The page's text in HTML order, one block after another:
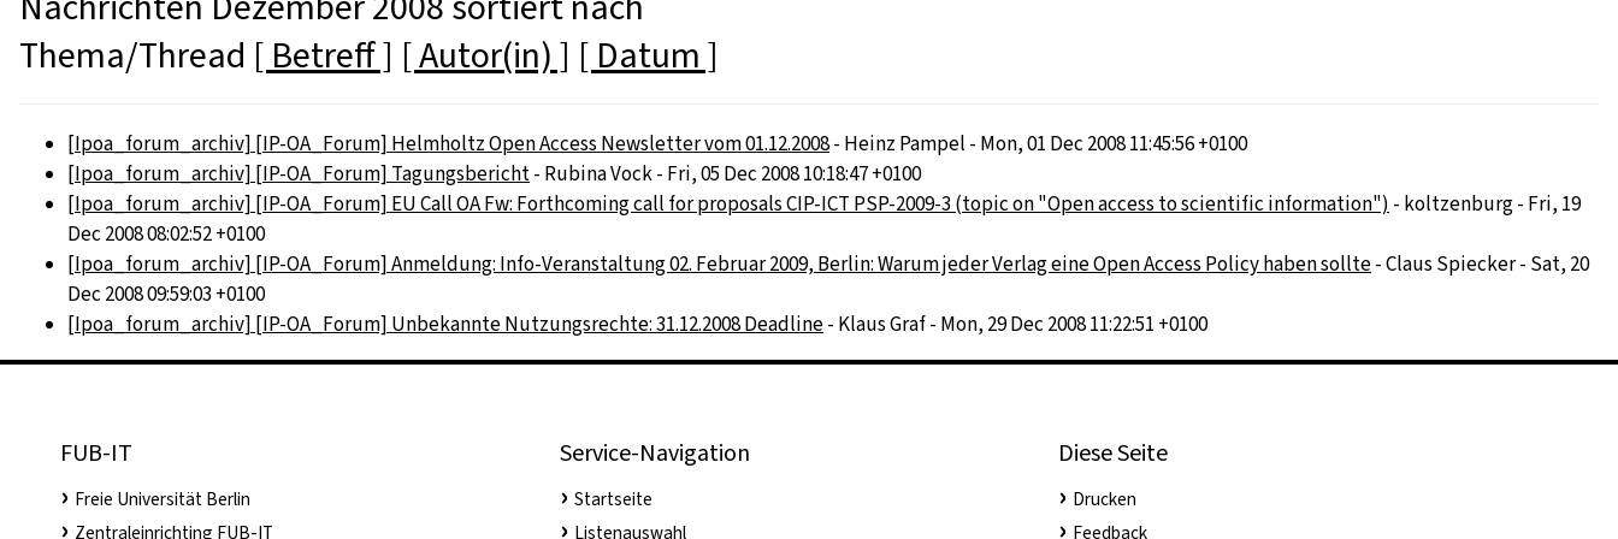
Thema/Thread [ Betreff ] [ Autor(in) ] [ Datum ]
[Ipoa_forum_archiv] [IP-OA_Forum] Helmholtz Open Access Newsletter vom 01.12.2008- Heinz Pampel - Mon, 01 Dec 2008 11:45:56 +0100
[Ipoa_forum_archiv] [IP-OA_Forum] Tagungsbericht- Rubina Vock - Fri, 05 Dec 2008 10:18:47 +0100
[Ipoa_forum_archiv] [IP-OA_Forum] EU Call OA Fw: Forthcoming call for proposals CIP-ICT PSP-2009-3 (topic on "Open access to scientific information") - koltzenburg - Fri, 19
Dec 2008 08:02:52 +0100
[Ipoa_forum_archiv] [IP-OA_Forum] Anmeldung: Info-Veranstaltung 02. Februar 2009, Berlin: Warum jeder Verlag eine Open Access Policy haben sollte- Claus Spiecker - Sat, 20
Dec 2008 09:59:03 +0100
[Ipoa_forum_archiv] [IP-OA_Forum] Unbekannte Nutzungsrechte: 31.12.2008 Deadline- Klaus Graf - Mon, 29 Dec 2008 11:22:51 +0100
FUB-IT
Freie Universität Berlin
Zentraleinrichting FUB-IT
Service-Navigation
Startseite
Listenauswahl
Diese Seite
Drucken
Feedback